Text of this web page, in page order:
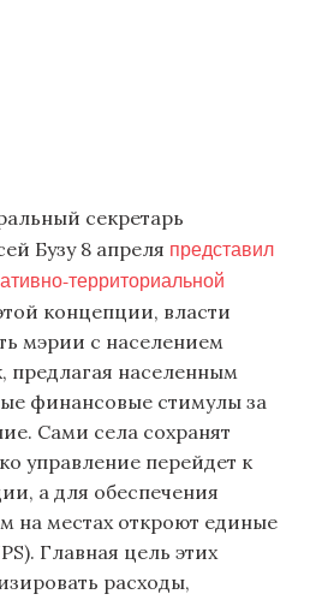
секретарь
Бузу 8 апреля представил
территориальной
концепции, власти
мэрии с населением
предлагая населенным
финансовые стимулы за
Сами села сохранят
управление перейдет к
а для обеспечения
на местах откроют единые
Главная цель этих
расходы,